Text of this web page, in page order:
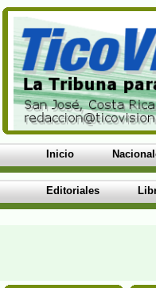
Inicio
Editoriales